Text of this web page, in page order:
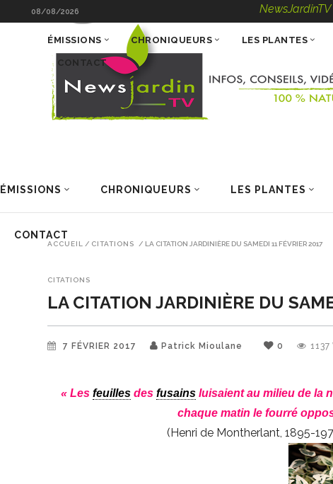
08/08/2026 NewsJardinTV – Infos,
ÉMISSIONS CHRONIQUEURS LES PLANTES
CONTACT
ÉMISSIONS CHRONIQUEURS LES PLANTES
CONTACT
ACCUEIL / CITATIONS / LA CITATION JARDINIÈRE DU SAMEDI 11 FÉVRIER 2017
CITATIONS
LA CITATION JARDINIÈRE DU
7 FÉVRIER 2017 Patrick Mioulane 0 1137
« Les feuillesdes fusainsluisaient au milieu de la
chaque matin le fourré
(Henri de Montherlant, 1895-